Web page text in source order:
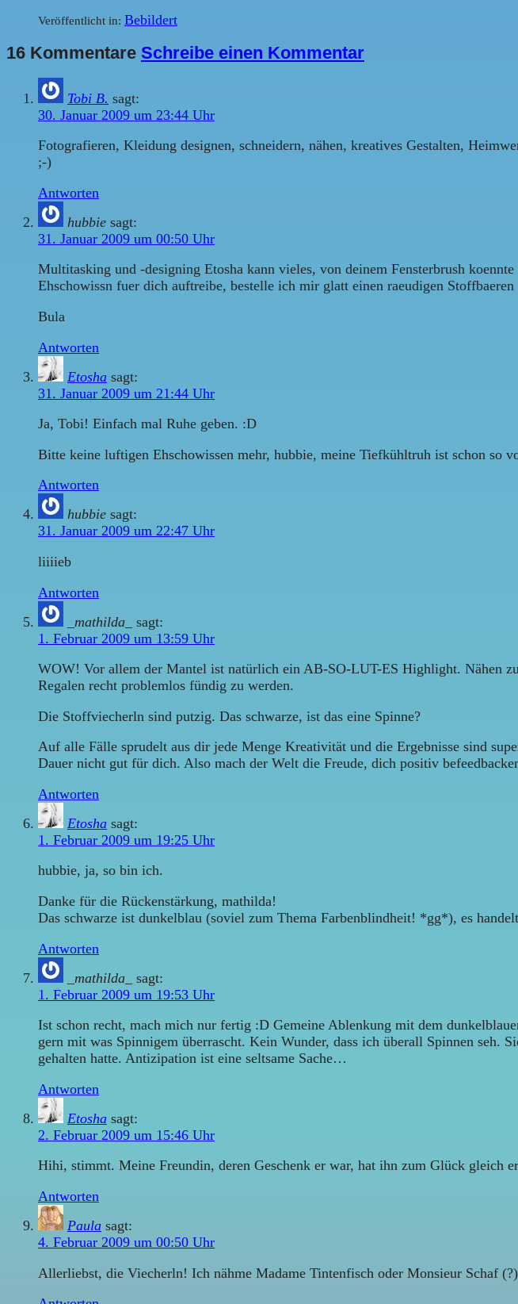
Veröffentlicht in: Bebildert
16 Kommentare Schreibe einen Kommentar
Tobi B. sagt:
30. Januar 2009 um 23:44 Uhr
Fotografieren, Kleidung designen, schneidern, nähen, kreatives Gestalten,
;-)
Antworten
hubbie sagt:
31. Januar 2009 um 00:50 Uhr
Multitasking und -designing Etosha kann vieles, von deinem Fensterbrush
Ehschowissn fuer dich auftreibe, bestelle ich mir glatt einen raeudigen Stoffbaeren
Bula
Antworten
Etosha sagt:
31. Januar 2009 um 21:44 Uhr
Ja, Tobi! Einfach mal Ruhe geben. :D
Bitte keine luftigen Ehschowissen mehr, hubbie, meine Tiefkühltruh ist schon so
Antworten
hubbie sagt:
31. Januar 2009 um 22:47 Uhr
liiiieb
Antworten
_mathilda_
sagt:
1. Februar 2009 um 13:59 Uhr
WOW! Vor allem der Mantel ist natürlich ein AB-SO-LUT-ES Highlight. Nähen
Regalen recht problemlos fündig zu werden.
Die Stoffviecherln sind putzig. Das schwarze, ist das eine Spinne?
Auf alle Fälle sprudelt aus dir jede Menge Kreativität und die Ergebnisse sind
Dauer nicht gut für dich. Also mach der Welt die Freude, dich positiv
Antworten
Etosha sagt:
1. Februar 2009 um 19:25 Uhr
hubbie, ja, so bin ich.
Danke für die Rückenstärkung, mathilda!
Das schwarze ist dunkelblau (soviel zum Thema Farbenblindheit! *gg*), es
Antworten
_mathilda_
sagt:
1. Februar 2009 um 19:53 Uhr
Ist schon recht, mach mich nur fertig :D Gemeine Ablenkung mit dem
gern mit was Spinnigem überrascht. Kein Wunder, dass ich überall Spinnen seh.
gehalten hatte. Antizipation ist eine seltsame Sache…
Antworten
Etosha sagt:
2. Februar 2009 um 15:46 Uhr
Hihi, stimmt. Meine Freundin, deren Geschenk er war, hat ihn zum Glück gleich
Antworten
Paula sagt:
4. Februar 2009 um 00:50 Uhr
Allerliebst, die Viecherln! Ich nähme Madame Tintenfisch oder Monsieur Schaf